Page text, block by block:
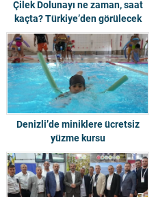
Çilek Dolunayı ne zaman, saat
kaçta? Türkiye’den görülecek
mi?
Denizli’de miniklere ücretsiz
yüzme kursu